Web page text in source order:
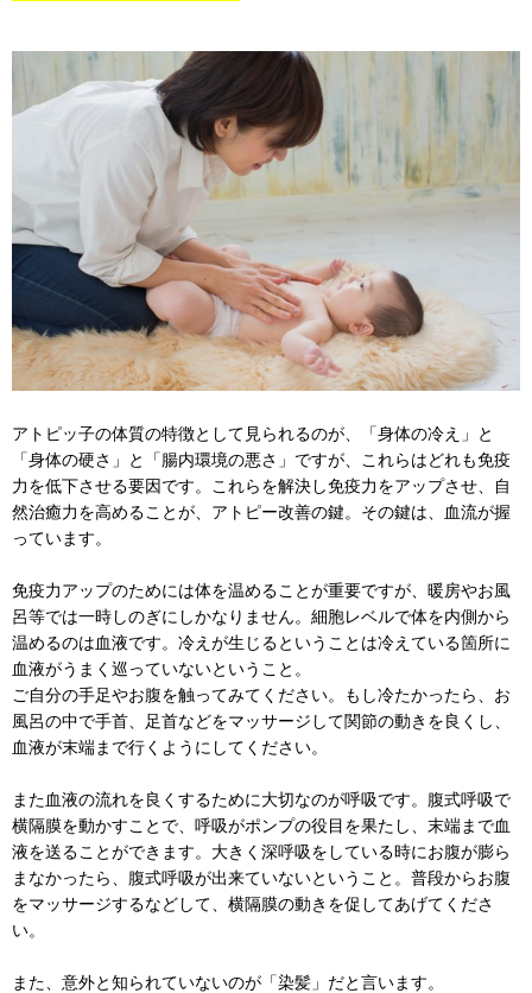
アトピッ子の体質の特徴として見られるのが、「身体の冷え」と
「身体の硬さ」と「腸内環境の悪さ」ですが、これらはどれも免疫
力を低下させる要因です。これらを解決し免疫力をアップさせ、自
然治癒力を高めることが、アトピー改善の鍵。その鍵は、血流が握
っています。
免疫力アップのためには体を温めることが重要ですが、暖房やお風
呂等では一時しのぎにしかなりません。細胞レベルで体を内側から
温めるのは血液です。冷えが生じるということは冷えている箇所に
血液がうまく巡っていないということ。
ご自分の手足やお腹を触ってみてください。もし冷たかったら、お
風呂の中で手首、足首などをマッサージして関節の動きを良くし、
血液が末端まで行くようにしてください。
また血液の流れを良くするために大切なのが呼吸です。腹式呼吸で
横隔膜を動かすことで、呼吸がポンプの役目を果たし、末端まで血
液を送ることができます。大きく深呼吸をしている時にお腹が膨ら
まなかったら、腹式呼吸が出来ていないということ。普段からお腹
をマッサージするなどして、横隔膜の動きを促してあげてくださ
い。
また、意外と知られていないのが「染髪」だと言います。